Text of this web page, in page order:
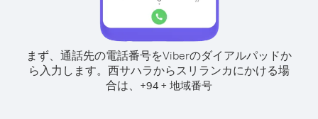
まず、通話先の電話番号をViberのダイアルパッドか
ら入力します。 西サハラからスリランカにかける場
合は、 +94 + 地域番号